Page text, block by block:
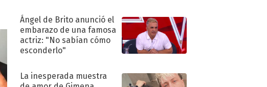
Ángel de Brito anunció el
embarazo de una famosa
actriz: "No sabían cómo
esconderlo"
La inesperada muestra